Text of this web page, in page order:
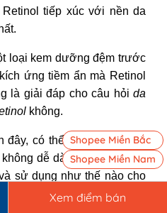
tiếp xúc với nền da
loại kem dưỡng đệm trước
ứng tiềm ẩn mà Retinol
là giải đáp cho câu hỏi da
không.
đây, có thể thấy việc chăm
dễ dàng nhất là trong
sử dụng như thế nào cho
Xem điểm bán
Shopee Miền Bắc
Shopee Miền Nam